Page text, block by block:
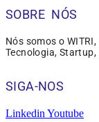
SOBRE NÓS
Nós somos o
Tecnologia,
SIGA-NOS
Linkedin Youtube